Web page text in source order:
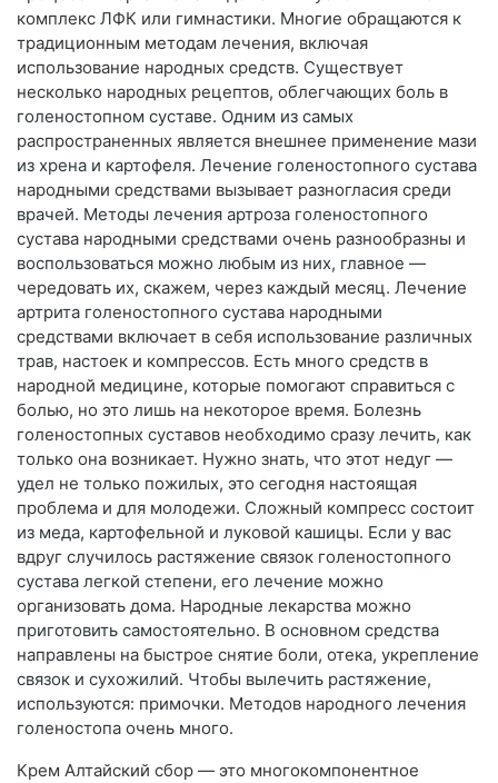
комплекс ЛФК или гимнастики. Многие обращаются к
традиционным методам лечения, включая
использование народных средств. Существует
несколько народных рецептов, облегчающих боль в
голеностопном суставе. Одним из самых
распространенных является внешнее применение мази
из хрена и картофеля. Лечение голеностопного сустава
народными средствами вызывает разногласия среди
врачей. Методы лечения артроза голеностопного
сустава народными средствами очень разнообразны и
воспользоваться можно любым из них, главное —
чередовать их, скажем, через каждый месяц. Лечение
артрита голеностопного сустава народными
средствами включает в себя использование различных
трав, настоек и компрессов. Есть много средств в
народной медицине, которые помогают справиться с
болью, но это лишь на некоторое время. Болезнь
голеностопных суставов необходимо сразу лечить, как
только она возникает. Нужно знать, что этот недуг —
удел не только пожилых, это сегодня настоящая
проблема и для молодежи. Сложный компресс состоит
из меда, картофельной и луковой кашицы. Если у вас
вдруг случилось растяжение связок голеностопного
сустава легкой степени, его лечение можно
организовать дома. Народные лекарства можно
приготовить самостоятельно. В основном средства
направлены на быстрое снятие боли, отека, укрепление
связок и сухожилий. Чтобы вылечить растяжение,
используются: примочки. Методов народного лечения
голеностопа очень много.
Крем Алтайский сбор — это многокомпонентное